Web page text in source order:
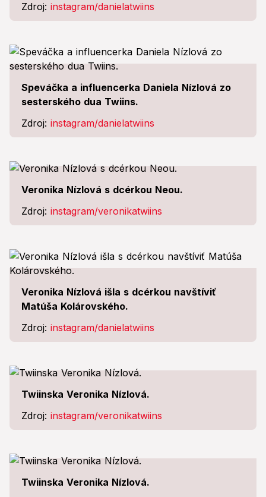
Zdroj: instagram/danielatwiins
Speváčka a influencerka Daniela Nízlová zo
sesterského dua Twiins.
Zdroj: instagram/danielatwiins
Veronika Nízlová s dcérkou Neou.
Zdroj: instagram/veronikatwiins
Veronika Nízlová išla s dcérkou navštíviť
Matúša Kolárovského.
Zdroj: instagram/danielatwiins
Twiinska Veronika Nízlová.
Zdroj: instagram/veronikatwiins
Twiinska Veronika Nízlová.